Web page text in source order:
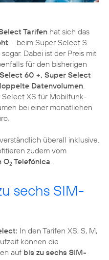
Tarifen hat sich das
– beim Super Select S
Dabei ist der Preis mit
für den bisherigen
60 +, Super Select
Datenvolumen.
Select XS für Mobilfunk-
bei einer monatlichen
überall inklusive.
zudem vom
O2 Telefónica.
sechs SIM-
In den Tarifen XS, S, M,
können die
auf bis zu sechs SIM-